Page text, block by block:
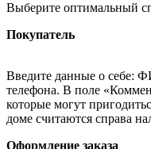
Выберите оптимальный
Покупатель
Введите данные о себе:
телефона. В поле
которые могут
доме считаются справа
Оформление заказа